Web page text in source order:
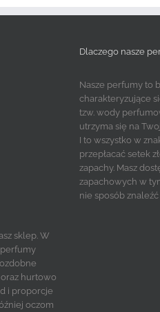
sklep. W
hurtowo
i proporcje
oczom
Dlaczego nasze
Nasze perfumy to
charakteryzujące
tzw. wody
utrzyma się na
I to wszystko w
przepłacać setek
zapachy. Masz
zapachowych w
nie sposób